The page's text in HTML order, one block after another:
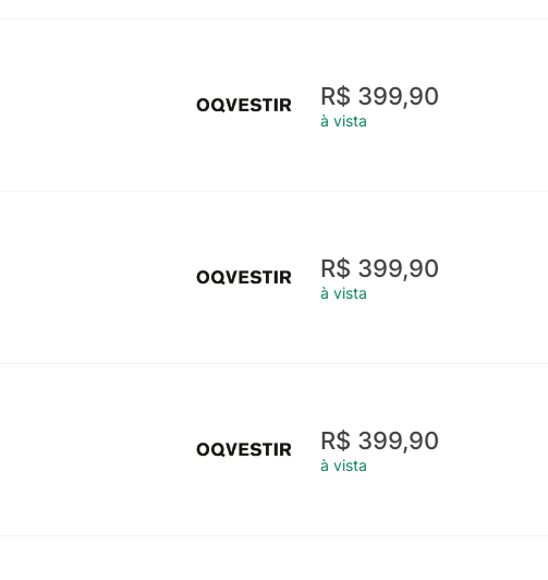
R$ 399,90
à vista
R$ 399,90
à vista
R$ 399,90
à vista